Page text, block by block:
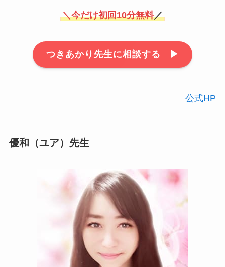
＼今だけ初回10分無料／
つきあかり先生に相談する ▶︎
公式HP
優和（ユア）先生